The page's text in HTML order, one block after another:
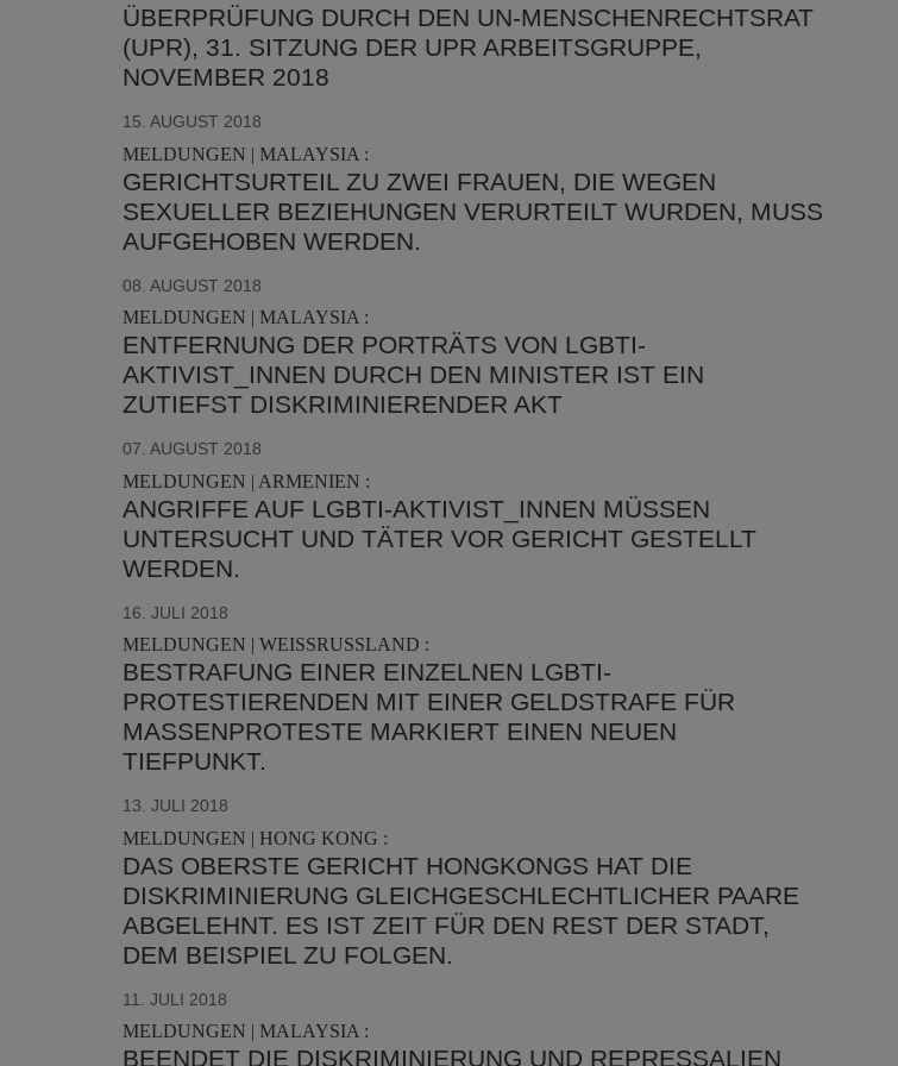
BERPRÜFUNG DURCH DEN UN-MENSCHENRECHTSRAT (
UPR), 31. SITZUNG DER UPR ARBEITSGRUPPE, N
OVEMBER 2018
15. AUGUST 2018
MELDUNGEN | MALAYSIA :
GERICHTSURTEIL ZU ZWEI FRAUEN, DIE WEGEN
SEXUELLER BEZIEHUNGEN VERURTEILT WURDEN, MUSS
AUFGEHOBEN WERDEN.
08. AUGUST 2018
MELDUNGEN | MALAYSIA :
ENTFERNUNG DER PORTRÄTS VON LGBTI-
AKTIVIST_INNEN DURCH DEN MINISTER IST EIN
ZUTIEFST DISKRIMINIERENDER AKT
07. AUGUST 2018
MELDUNGEN | ARMENIEN :
ANGRIFFE AUF LGBTI-AKTIVIST_INNEN MÜSSEN
UNTERSUCHT UND TÄTER VOR GERICHT GESTELLT
WERDEN.
16. JULI 2018
MELDUNGEN | WEISSRUSSLAND :
BESTRAFUNG EINER EINZELNEN LGBTI-
PROTESTIERENDEN MIT EINER GELDSTRAFE FÜR
MASSENPROTESTE MARKIERT EINEN NEUEN
TIEFPUNKT.
13. JULI 2018
MELDUNGEN | HONG KONG :
DAS OBERSTE GERICHT HONGKONGS HAT DIE
DISKRIMINIERUNG GLEICHGESCHLECHTLICHER PAARE
ABGELEHNT. ES IST ZEIT FÜR DEN REST DER STADT,
DEM BEISPIEL ZU FOLGEN.
11. JULI 2018
MELDUNGEN | MALAYSIA :
BEENDET DIE DISKRIMINIERUNG UND REPRESSALIEN